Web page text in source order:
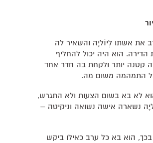
את אשתו לְיוֹליָה והשאיר לה
הדירה. הוא היה יכול להחליף
קטנה יותר ולקחת בה חדר אחד
התמהמה משום מה.
לא בא בשום הצעות ולא התגרש,
נשארה אישה נשואה וניקיטה –
הוא בא כל ערב כאילו ביקש